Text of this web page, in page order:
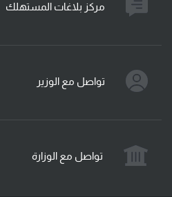
مركز بلاغات المستهلك
تواصل مع الوزير
تواصل مع الوزارة